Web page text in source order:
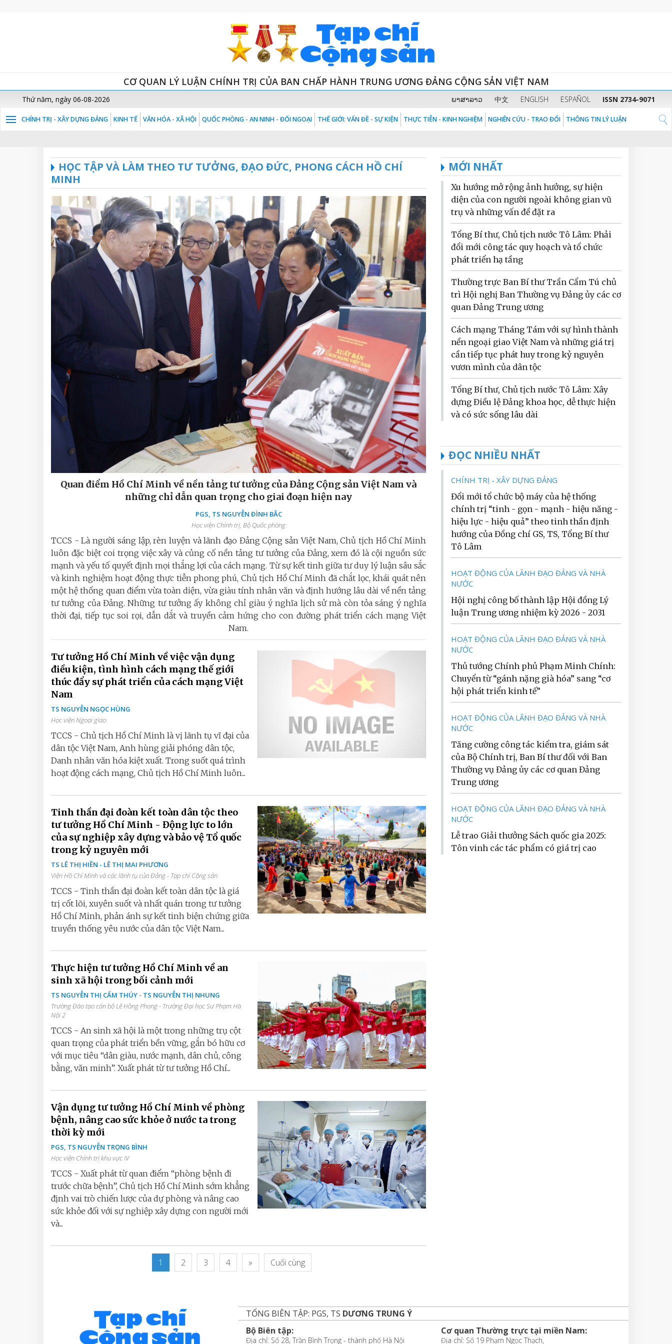
CƠ QUAN LÝ LUẬN CHÍNH TRỊ CỦA BAN CHẤP HÀNH TRUNG ƯƠNG ĐẢNG CỘNG SẢN VIỆT NAM
Thứ năm, ngày 06-08-2026 ພາສາລາວ 中文 ENGLISH ESPAÑOL ISSN 2734-9071
CHÍNH TRỊ - XÂY DỰNG ĐẢNG KINH TẾ VĂN HÓA - XÃ HỘI QUỐC PHÒNG - AN NINH - ĐỐI NGOẠI THẾ GIỚI: VẤN ĐỀ - SỰ KIỆN THỰC TIỄN - KINH NGHIỆM NGHIÊN CỨU - TRAO ĐỔI THÔNG TIN LÝ LUẬN
HỌC TẬP VÀ LÀM THEO TƯ TƯỞNG, ĐẠO ĐỨC, PHONG CÁCH HỒ CHÍ
MINH
Quan điểm Hồ Chí Minh về nền tảng tư tưởng của Đảng Cộng sản Việt Nam và
những chỉ dẫn quan trọng cho giai đoạn hiện nay
PGS, TS NGUYỄN ĐÌNH BẮC
Học viện Chính trị, Bộ Quốc phòng
TCCS - Là người sáng lập, rèn luyện và lãnh đạo Đảng Cộng sản Việt Nam, Chủ tịch Hồ Chí Minh
luôn đặc biệt coi trọng việc xây và củng cố nền tảng tư tưởng của Đảng, xem đó là cội nguồn sức
mạnh và yếu tố quyết định mọi thắng lợi của cách mạng. Từ sự kết tinh giữa tư duy lý luận sâu sắc
và kinh nghiệm hoạt động thực tiễn phong phú, Chủ tịch Hồ Chí Minh đã chắt lọc, khái quát nên
một hệ thống quan điểm vừa toàn diện, vừa giàu tính nhân văn và định hướng lâu dài về nền tảng
tư tưởng của Đảng. Những tư tưởng ấy không chỉ giàu ý nghĩa lịch sử mà còn tỏa sáng ý nghĩa
thời đại, tiếp tục soi rọi, dẫn dắt và truyền cảm hứng cho con đường phát triển cách mạng Việt
Nam.
Tư tưởng Hồ Chí Minh về việc vận dụng
điều kiện, tình hình cách mạng thế giới
thúc đẩy sự phát triển của cách mạng Việt
Nam
TS NGUYỄN NGỌC HÙNG
Học viện Ngoại giao
TCCS - Chủ tịch Hồ Chí Minh là vị lãnh tụ vĩ đại của
dân tộc Việt Nam, Anh hùng giải phóng dân tộc,
Danh nhân văn hóa kiệt xuất. Trong suốt quá trình
hoạt động cách mạng, Chủ tịch Hồ Chí Minh luôn...
Tinh thần đại đoàn kết toàn dân tộc theo
tư tưởng Hồ Chí Minh - Động lực to lớn
của sự nghiệp xây dựng và bảo vệ Tổ quốc
trong kỷ nguyên mới
TS LÊ THỊ HIỀN - LÊ THỊ MAI PHƯƠNG
Viện Hồ Chí Minh và các lãnh tụ của Đảng - Tạp chí Cộng sản
TCCS - Tinh thần đại đoàn kết toàn dân tộc là giá
trị cốt lõi, xuyên suốt và nhất quán trong tư tưởng
Hồ Chí Minh, phản ánh sự kết tinh biện chứng giữa
truyền thống yêu nước của dân tộc Việt Nam...
Thực hiện tư tưởng Hồ Chí Minh về an
sinh xã hội trong bối cảnh mới
TS NGUYỄN THỊ CẨM THÚY - TS NGUYỄN THỊ NHUNG
Trường Đào tạo cán bộ Lê Hồng Phong - Trường Đại học Sư Phạm Hà
Nội 2
TCCS - An sinh xã hội là một trong những trụ cột
quan trọng của phát triển bền vững, gắn bó hữu cơ
với mục tiêu “dân giàu, nước mạnh, dân chủ, công
bằng, văn minh”. Xuất phát từ tư tưởng Hồ Chí...
Vận dụng tư tưởng Hồ Chí Minh về phòng
bệnh, nâng cao sức khỏe ở nước ta trong
thời kỳ mới
PGS, TS NGUYỄN TRỌNG BÌNH
Học viện Chính trị khu vực IV
TCCS - Xuất phát từ quan điểm “phòng bệnh đi
trước chữa bệnh”, Chủ tịch Hồ Chí Minh sớm khẳng
định vai trò chiến lược của dự phòng và nâng cao
sức khỏe đối với sự nghiệp xây dựng con người mới
và...
1 2 3 4 » Cuối cùng
MỚI NHẤT
Xu hướng mở rộng ảnh hưởng, sự hiện
diện của con người ngoài không gian vũ
trụ và những vấn đề đặt ra
Tổng Bí thư, Chủ tịch nước Tô Lâm: Phải
đổi mới công tác quy hoạch và tổ chức
phát triển hạ tầng
Thường trực Ban Bí thư Trần Cẩm Tú chủ
trì Hội nghị Ban Thường vụ Đảng ủy các cơ
quan Đảng Trung ương
Cách mạng Tháng Tám với sự hình thành
nền ngoại giao Việt Nam và những giá trị
cần tiếp tục phát huy trong kỷ nguyên
vươn mình của dân tộc
Tổng Bí thư, Chủ tịch nước Tô Lâm: Xây
dựng Điều lệ Đảng khoa học, dễ thực hiện
và có sức sống lâu dài
ĐỌC NHIỀU NHẤT
CHÍNH TRỊ - XÂY DỰNG ĐẢNG
Đổi mới tổ chức bộ máy của hệ thống
chính trị “tinh - gọn - mạnh - hiệu năng -
hiệu lực - hiệu quả” theo tinh thần định
hướng của Đồng chí GS, TS, Tổng Bí thư
Tô Lâm
HOẠT ĐỘNG CỦA LÃNH ĐẠO ĐẢNG VÀ NHÀ
NƯỚC
Hội nghị công bố thành lập Hội đồng Lý
luận Trung ương nhiệm kỳ 2026 - 2031
HOẠT ĐỘNG CỦA LÃNH ĐẠO ĐẢNG VÀ NHÀ
NƯỚC
Thủ tướng Chính phủ Phạm Minh Chính:
Chuyển từ “gánh nặng già hóa” sang “cơ
hội phát triển kinh tế”
HOẠT ĐỘNG CỦA LÃNH ĐẠO ĐẢNG VÀ NHÀ
NƯỚC
Tăng cường công tác kiểm tra, giám sát
của Bộ Chính trị, Ban Bí thư đối với Ban
Thường vụ Đảng ủy các cơ quan Đảng
Trung ương
HOẠT ĐỘNG CỦA LÃNH ĐẠO ĐẢNG VÀ NHÀ
NƯỚC
Lễ trao Giải thưởng Sách quốc gia 2025:
Tôn vinh các tác phẩm có giá trị cao
TỔNG BIÊN TẬP: PGS, TS DƯƠNG TRUNG Ý
Bộ Biên tập:
Địa chỉ: Số 28, Trần Bình Trọng - thành phố Hà Nội
Cơ quan Thường trực tại miền Nam:
Địa chỉ: Số 19 Phạm Ngọc Thạch,